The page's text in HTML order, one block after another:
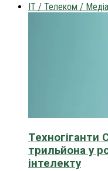
IT / Телеком / Медіа
Техногіганти
трильйона у
інтелекту